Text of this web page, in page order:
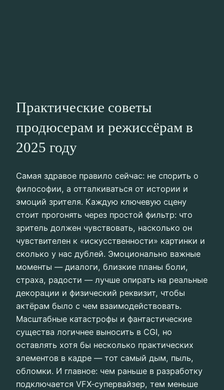
Практические советы
продюсерам и режиссёрам в
2025 году
Самая здравое правило сейчас: не спорить о
философии, а отталкиваться от истории и
эмоций зрителя. Каждую ключевую сцену
стоит прогонять через простой фильтр: что
зритель должен чувствовать, насколько он
чувствителен к «искусственности» картинки и
сколько у нас дублей. Эмоционально важные
моменты — диалоги, близкие планы боли,
страха, радости — лучше опирать на реальные
декорации и физический реквизит, чтобы
актёрам было с чем взаимодействовать.
Масштабные катастрофы и фантастические
существа логичнее выносить в CGI, но
оставлять хотя бы несколько практических
элементов в кадре — тот самый дым, пыль,
обломки. И главное: чем раньше в разработку
подключается VFX‑супервайзер, тем меньше